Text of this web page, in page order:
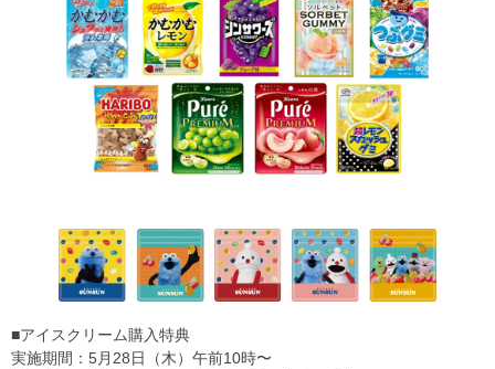
■アイスクリーム購入特典
実施期間：5月28日（木）午前10時〜